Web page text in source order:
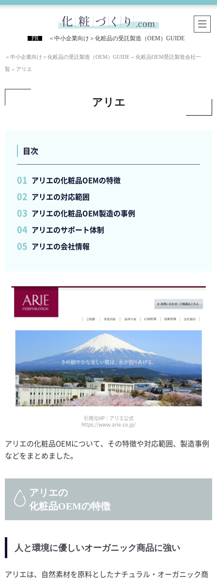
＜中小企業向け＞化粧品の受託製造（OEM）GUIDE
＜中小企業向け＞化粧品の受託製造（OEM）GUIDE » 化粧品OEM受託製造会社一
覧 » アリエ
アリエ
目次
アリエの化粧品OEMの特徴
アリエの対応範囲
アリエの化粧品OEM製造の事例
アリエのサポート体制
アリエの会社情報
引用元HP：アリエ公式
https://www.arie.co.jp/
アリエの化粧品OEMについて、その特徴や対応範囲、製造事例
などをまとめました。
アリエの
化粧品OEMの特徴
人と環境に優しいオーガニック商品に強い
アリエは、自然素材を原料としたナチュラル・オーガニック商